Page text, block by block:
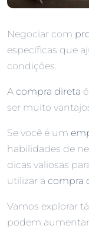
Negociar com
específicas que
condições.
A compra direta
ser muito
Se você é um
habilidades de
dicas valiosas
utilizar a compra
Vamos explorar
podem